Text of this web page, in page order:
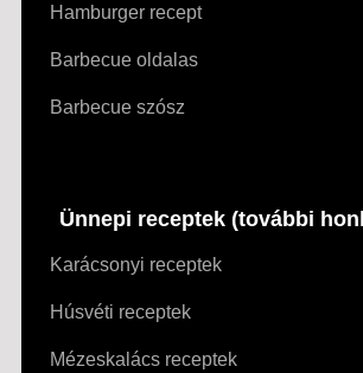
Hamburger recept
Barbecue oldalas
Barbecue szósz
Ünnepi receptek (további
Karácsonyi receptek
Húsvéti receptek
Mézeskalács receptek